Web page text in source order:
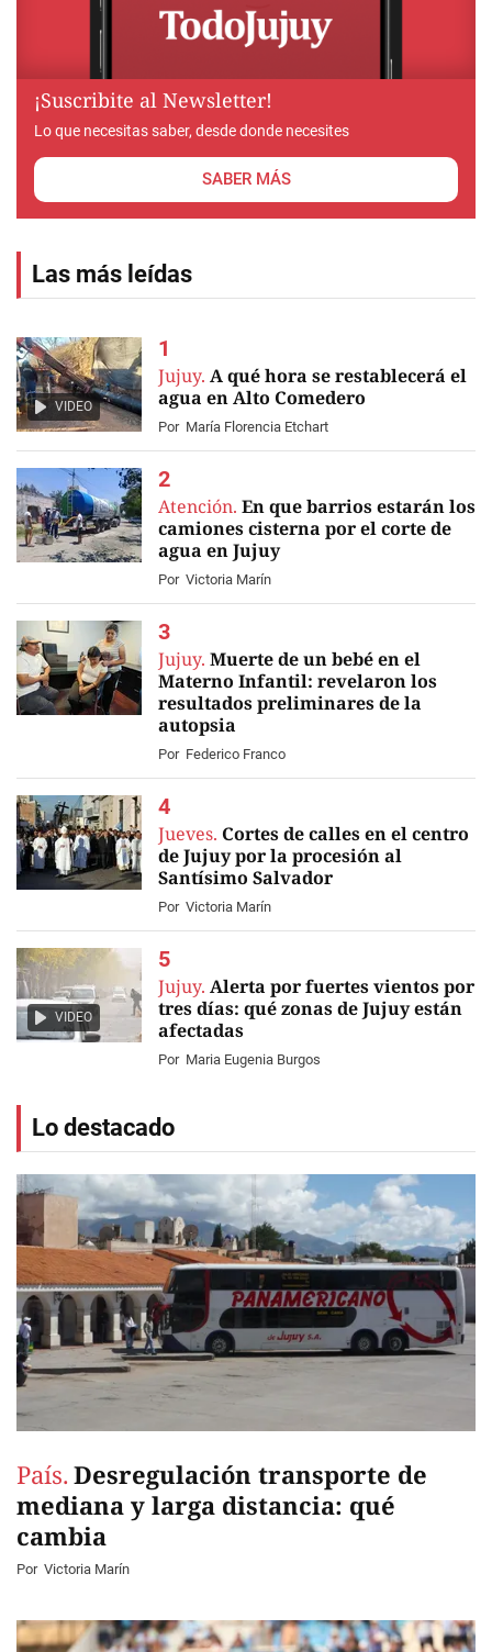
¡Suscribite al Newsletter!
Lo que necesitas saber, desde donde necesites
SABER MÁS
Las más leídas
VIDEO
Jujuy. A qué hora se restablecerá el
agua en Alto Comedero
Por María Florencia Etchart
Atención. En que barrios estarán los
camiones cisterna por el corte de
agua en Jujuy
Por Victoria Marín
Jujuy. Muerte de un bebé en el
Materno Infantil: revelaron los
resultados preliminares de la
autopsia
Por Federico Franco
Jueves. Cortes de calles en el centro
de Jujuy por la procesión al
Santísimo Salvador
Por Victoria Marín
VIDEO
Jujuy. Alerta por fuertes vientos por
tres días: qué zonas de Jujuy están
afectadas
Por Maria Eugenia Burgos
Lo destacado
País. Desregulación transporte de
mediana y larga distancia: qué
cambia
Por Victoria Marín